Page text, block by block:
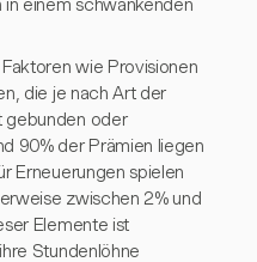
einem schwankenden
wie Provisionen
die je nach Art der
gebunden oder
90% der Prämien liegen
Erneuerungen spielen
zwischen 2% und
Elemente ist
Stundenlöhne